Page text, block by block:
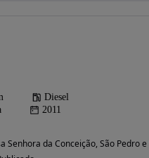
Diesel
2011
Senhora da Conceição, São Pedro e